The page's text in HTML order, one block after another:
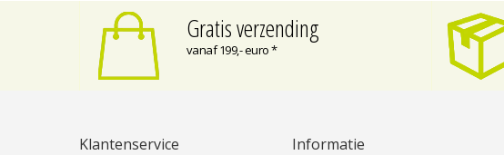
Gratis verzending
vanaf 199,- euro *
Klantenservice Informatie